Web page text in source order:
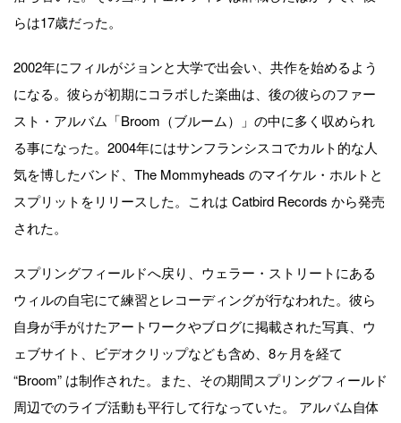
らは17歳だった。
2002年にフィルがジョンと大学で出会い、共作を始めるよう
になる。彼らが初期にコラボした楽曲は、後の彼らのファー
スト・アルバム「Broom（ブルーム）」の中に多く収められ
る事になった。2004年にはサンフランシスコでカルト的な人
気を博したバンド、The Mommyheads のマイケル・ホルトと
スプリットをリリースした。これは Catbird Records から発売
された。
スプリングフィールドへ戻り、ウェラー・ストリートにある
ウィルの自宅にて練習とレコーディングが行なわれた。彼ら
自身が手がけたアートワークやブログに掲載された写真、ウ
ェブサイト、ビデオクリップなども含め、8ヶ月を経て
“Broom” は制作された。また、その期間スプリングフィールド
周辺でのライブ活動も平行して行なっていた。 アルバム自体